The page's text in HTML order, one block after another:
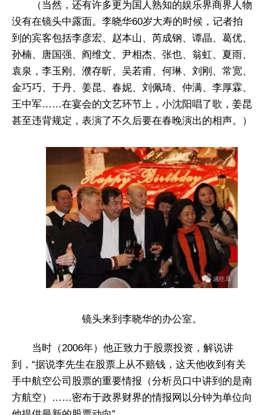
（当然，还有许多更为国人熟知的娱乐界商界人物
没有在镜头中露面。李晓华60岁大寿的时候，记者拍
到的宾客包括李彦宏、赵本山、芮成钢、谭晶、葛优、
孙楠、唐国强、阎维文、尹相杰、张也、翁虹、夏雨、
袁泉，李玉刚、濮存昕、吴若甫、何琳、刘刚、常宽、
金巧巧、于丹、姜昆、春妮、刘佩琦、仲满、李厚霖、
王中军……在宴会的文艺环节上，小沈阳唱了歌，姜昆
甚至违背规定，表演了不久后要在春晚演出的相声。）
镜头来到李晓华的办公室。
当时（2006年）他正致力于股票投资，解说讲
到，“据说李先生在股票上从不赔钱，这天他收到有关
手中航空公司股票的重要情报（分析员口中讲到的是南
方航空）……密布于政界财界的情报网以分钟为单位向